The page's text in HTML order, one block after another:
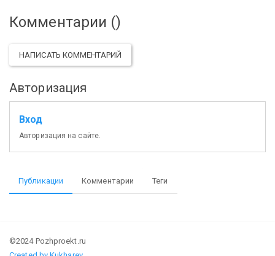
Комментарии ()
НАПИСАТЬ КОММЕНТАРИЙ
Авторизация
Вход
Авторизация на сайте.
Публикации Комментарии Теги
©2024 Pozhproekt.ru